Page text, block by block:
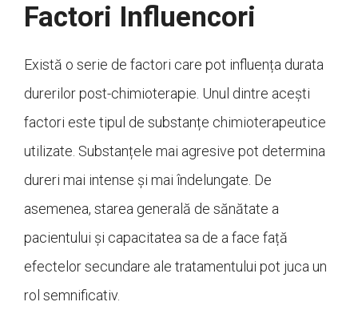
Factori Influencori
Există o serie de factori care pot influența durata
durerilor post-chimioterapie. Unul dintre acești
factori este tipul de substanțe chimioterapeutice
utilizate. Substanțele mai agresive pot determina
dureri mai intense și mai îndelungate. De
asemenea, starea generală de sănătate a
pacientului și capacitatea sa de a face față
efectelor secundare ale tratamentului pot juca un
rol semnificativ.